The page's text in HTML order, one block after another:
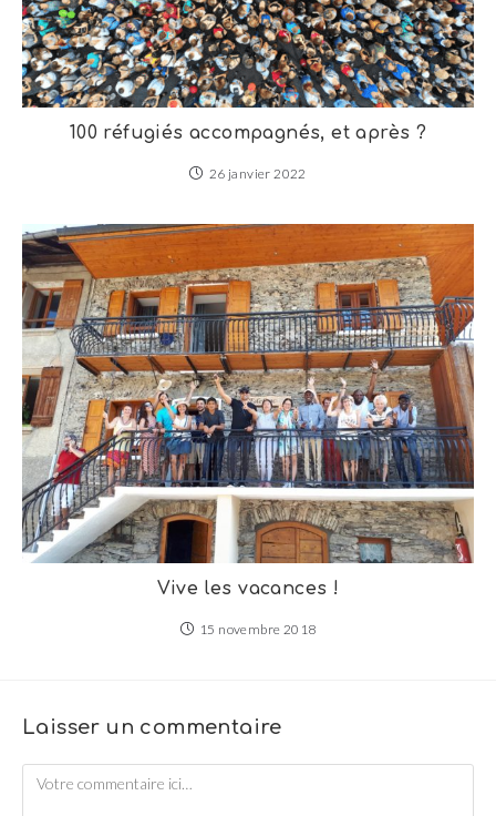
100 réfugiés accompagnés, et après ?
26 janvier 2022
Vive les vacances !
15 novembre 2018
Laisser un commentaire
Comment